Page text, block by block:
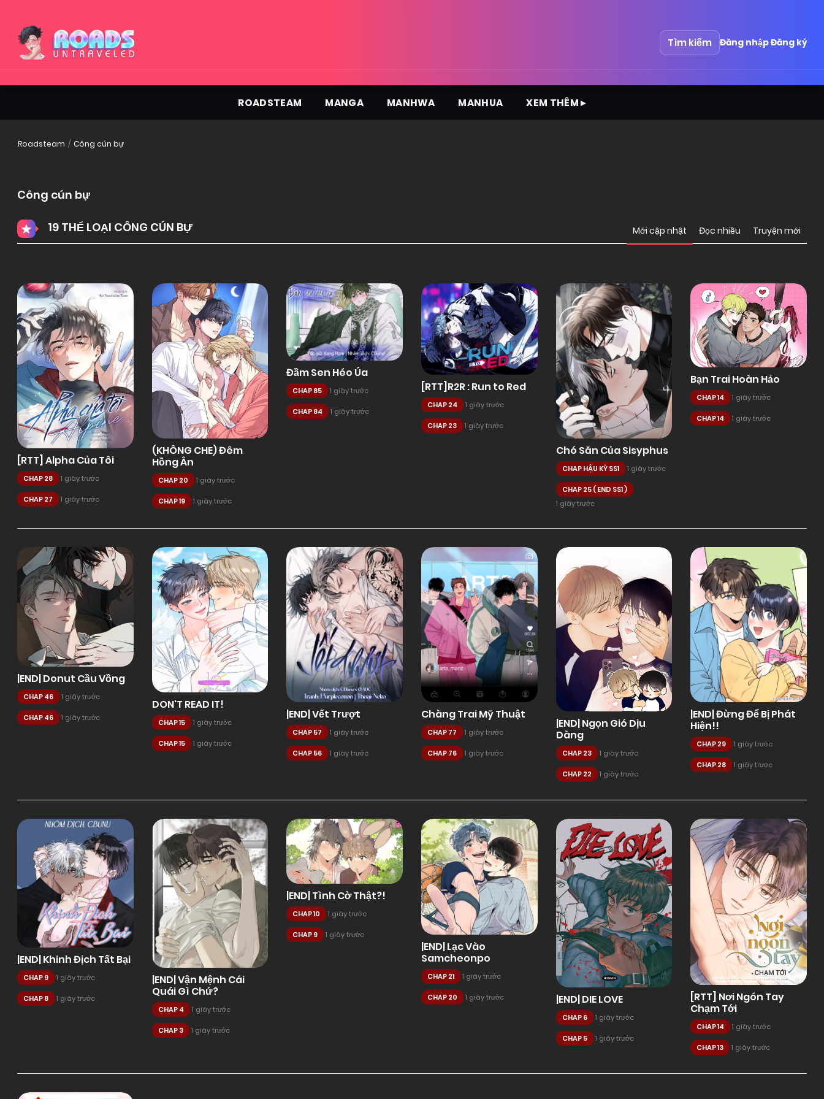
Tìm kiếm Đăng nhậpĐăng ký
ROADSTEAM MANGA MANHWA MANHUA XEM THÊM ▸
Roadsteam Công cún bự
Công cún bự
19 THỂ LOẠI CÔNG CÚN BỰ Mới cập nhật Đọc nhiều Truyện mới
[RTT] Alpha Của Tôi
CHAP 28 1 giây trước
CHAP 27 1 giây trước
(KHÔNG CHE) Đêm
Hồng Ân
CHAP 20 1 giây trước
CHAP 19 1 giây trước
Đầm Sen Héo Úa
CHAP 85 1 giây trước
CHAP 84 1 giây trước
[RTT]R2R : Run to Red
CHAP 24 1 giây trước
CHAP 23 1 giây trước
Chó Săn Của Sisyphus
CHAP HẬU KỲ SS1 1 giây trước
CHAP 25 ( END SS1 )
1 giây trước
Bạn Trai Hoàn Hảo
CHAP 14 1 giây trước
CHAP 14 1 giây trước
|END| Donut Cầu Vồng
CHAP 46 1 giây trước
CHAP 46 1 giây trước
DON'T READ IT!
CHAP 15 1 giây trước
CHAP 15 1 giây trước
|END| Vết Trượt
CHAP 57 1 giây trước
CHAP 56 1 giây trước
Chàng Trai Mỹ Thuật
CHAP 77 1 giây trước
CHAP 76 1 giây trước
|END| Ngọn Gió Dịu
Dàng
CHAP 23 1 giây trước
CHAP 22 1 giây trước
|END| Đừng Để Bị Phát
Hiện!!
CHAP 29 1 giây trước
CHAP 28 1 giây trước
|END| Khinh Địch Tất Bại
CHAP 9 1 giây trước
CHAP 8 1 giây trước
|END| Vận Mệnh Cái
Quái Gì Chứ?
CHAP 4 1 giây trước
CHAP 3 1 giây trước
|END| Tình Cờ Thật?!
CHAP 10 1 giây trước
CHAP 9 1 giây trước
|END| Lạc Vào
Samcheonpo
CHAP 21 1 giây trước
CHAP 20 1 giây trước |END| DIE LOVE
CHAP 6 1 giây trước
CHAP 5 1 giây trước
[RTT] Nơi Ngón Tay
Chạm Tới
CHAP 14 1 giây trước
CHAP 13 1 giây trước